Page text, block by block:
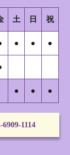
土 日 祝
● ● ●
● ● ●
6909-1114